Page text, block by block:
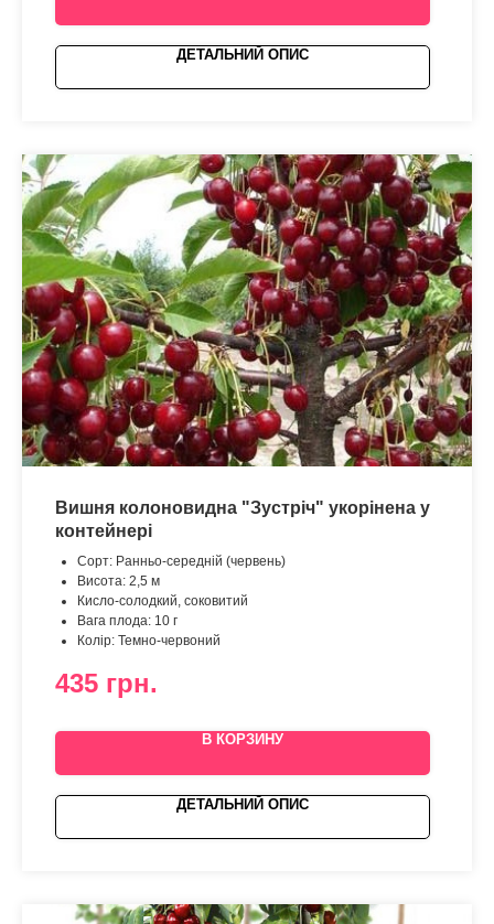
ДЕТАЛЬНИЙ ОПИС
Вишня колоновидна "Зустріч" укорінена у
контейнері
Сорт: Ранньо-середній (червень)
Висота: 2,5 м
Кисло-солодкий, соковитий
Вага плода: 10 г
Колір: Темно-червоний
435 грн.
В КОРЗИНУ
ДЕТАЛЬНИЙ ОПИС